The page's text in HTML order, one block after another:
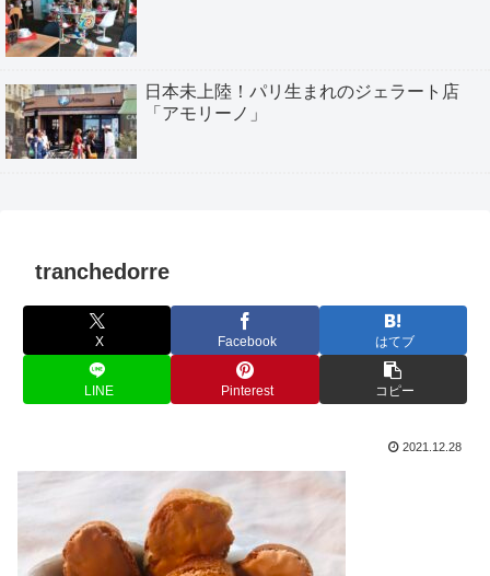
日本未上陸！パリ生まれのジェラート店
「アモリーノ」
tranchedorre
X Facebook はてブ
LINE Pinterest コピー
2021.12.28